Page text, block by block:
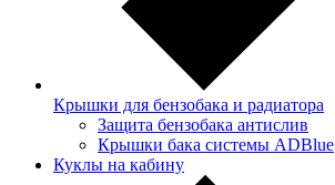
Крышки для бензобака и радиатора
Защита бензобака антислив
Крышки бака системы ADBlue
Куклы на кабину